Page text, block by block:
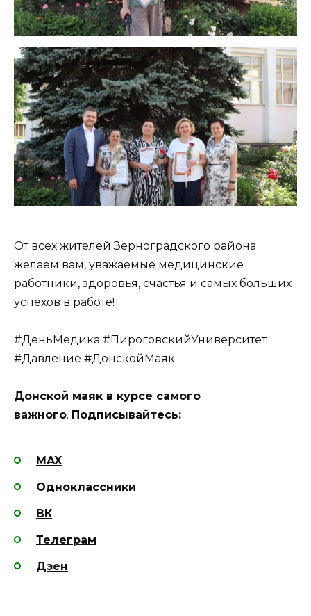
От всех жителей Зерноградского района
желаем вам, уважаемые медицинские
работники, здоровья, счастья и самых больших
успехов в работе!
#ДеньМедика #ПироговскийУниверситет
#Давление #ДонскойМаяк
Донской маяк в курсе самого
важного. Подписывайтесь:
MAX
Одноклассники
ВК
Телеграм
Дзен